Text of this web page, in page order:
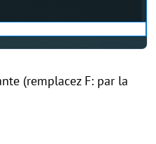
(remplacez F: par la